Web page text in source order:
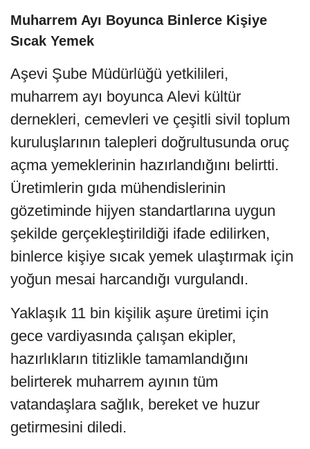
Muharrem Ayı Boyunca Binlerce Kişiye
Sıcak Yemek
Aşevi Şube Müdürlüğü yetkilileri,
muharrem ayı boyunca Alevi kültür
dernekleri, cemevleri ve çeşitli sivil toplum
kuruluşlarının talepleri doğrultusunda oruç
açma yemeklerinin hazırlandığını belirtti.
Üretimlerin gıda mühendislerinin
gözetiminde hijyen standartlarına uygun
şekilde gerçekleştirildiği ifade edilirken,
binlerce kişiye sıcak yemek ulaştırmak için
yoğun mesai harcandığı vurgulandı.
Yaklaşık 11 bin kişilik aşure üretimi için
gece vardiyasında çalışan ekipler,
hazırlıkların titizlikle tamamlandığını
belirterek muharrem ayının tüm
vatandaşlara sağlık, bereket ve huzur
getirmesini diledi.